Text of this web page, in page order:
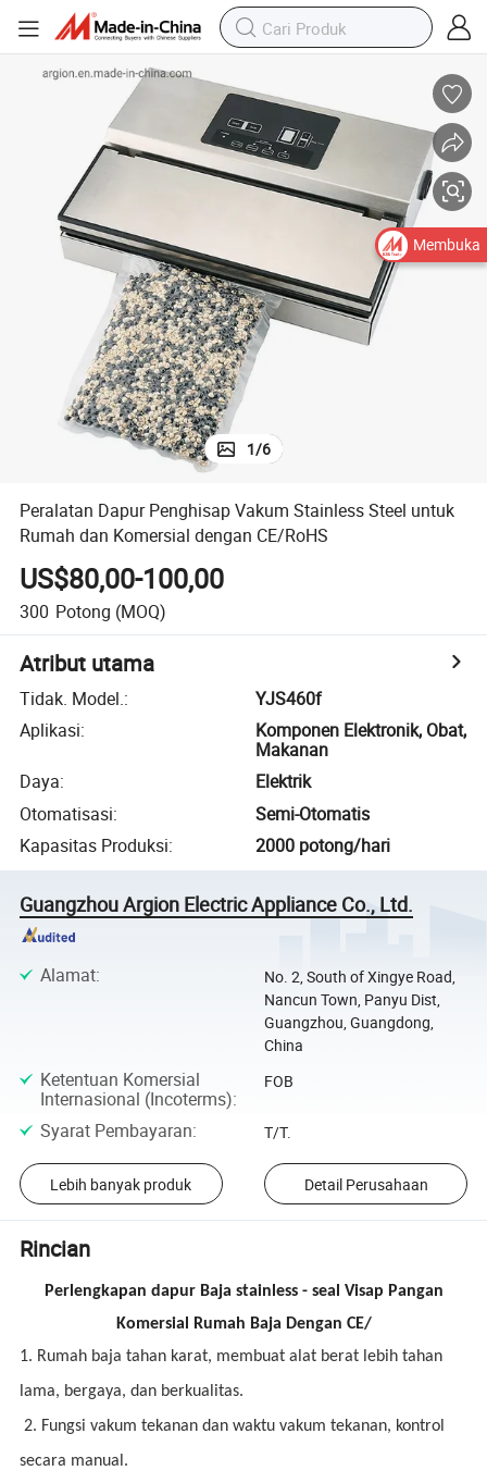
1/6
Peralatan Dapur Penghisap Vakum Stainless Steel untuk
Rumah dan Komersial dengan CE/RoHS
US$80,00-100,00
300 Potong (MOQ)
Atribut utama
Tidak. Model.:
YJS460f
Aplikasi:
Komponen Elektronik, Obat,
Makanan
Daya:
Elektrik
Otomatisasi:
Semi-Otomatis
Kapasitas Produksi: 2000 potong/hari
Guangzhou Argion Electric Appliance Co., Ltd.
Alamat:
No. 2, South of Xingye Road,
Nancun Town, Panyu Dist,
Guangzhou, Guangdong,
China
Ketentuan Komersial
Internasional (Incoterms):
FOB
Syarat Pembayaran: T/T.
Lebih banyak produk Detail Perusahaan
Rincian
Perlengkapan dapur Baja stainless - seal Visap Pangan
Komersial Rumah Baja Dengan CE/
1. Rumah baja tahan karat, membuat alat berat lebih tahan
lama, bergaya, dan berkualitas.
2. Fungsi vakum tekanan dan waktu vakum tekanan, kontrol
secara manual.
Membuka